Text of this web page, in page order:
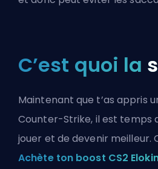
C’est quoi la
Maintenant que t’as appris
Counter-Strike, il est temps
jouer et de devenir meilleur.
Achète ton boost CS2